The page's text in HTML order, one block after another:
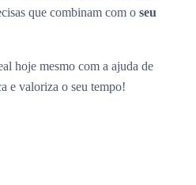
que combinam com o seu
hoje mesmo com a ajuda de
e valoriza o seu tempo!